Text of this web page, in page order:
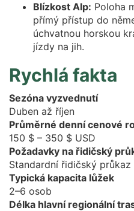
Blízkost Alp: Poloha
přímý přístup do
úchvatnou horskou
jízdy na jih.
Rychlá fakta
Sezóna vyzvednutí
Duben až říjen
Průměrné denní cenové
150 $ – 350 $ USD
Požadavky na řidičský
Standardní řidičský
Typická kapacita lůžek
2–6 osob
Délka hlavní regionální